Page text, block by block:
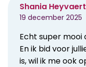
Shania Heyvaert
19 december 2025
Echt super mooi
En ik bid voor
is, wil ik me ook